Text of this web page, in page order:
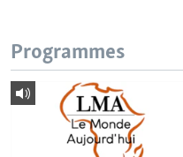
Programmes